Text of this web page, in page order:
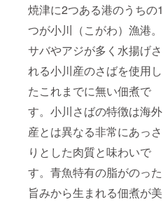
焼津に2つある港のうちの1
つが小川（こがわ）漁港。
サバやアジが多く水揚げさ
れる小川産のさばを使用し
たこれまでに無い佃煮で
す。小川さばの特徴は海外
産とは異なる非常にあっさ
りとした肉質と味わいで
す。青魚特有の脂がのった
旨みから生まれる佃煮が美